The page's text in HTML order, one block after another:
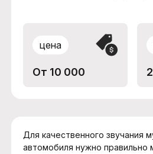
цена
От 10 000
Для качественного звучания
автомобиля нужно правильно